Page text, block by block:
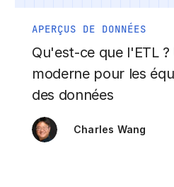
APERÇUS DE DONNÉES
Qu'est-ce que l'ETL ?
moderne pour les
des données
Charles Wang